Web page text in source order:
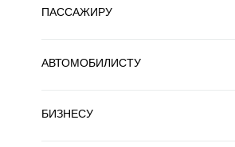
ПАССАЖИРУ
АВТОМОБИЛИСТУ
БИЗНЕСУ